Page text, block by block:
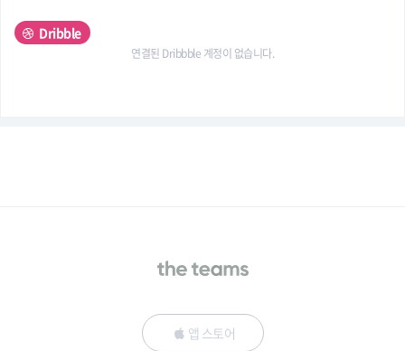
Dribble
연결된 Dribbble 계정이 없습니다.
앱 스토어